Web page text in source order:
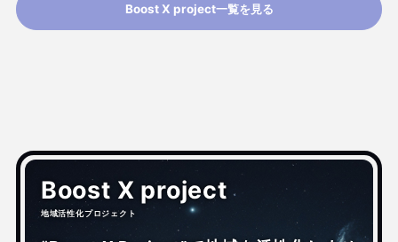
Boost X project一覧を見る
Boost X project
地域活性化プロジェクト